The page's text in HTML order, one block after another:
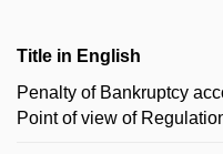
Title in English
Penalty of Bankruptcy
Point of view of